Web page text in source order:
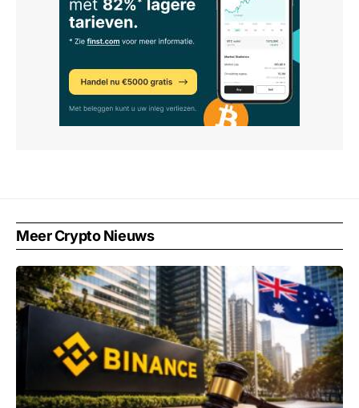
Meer Crypto Nieuws